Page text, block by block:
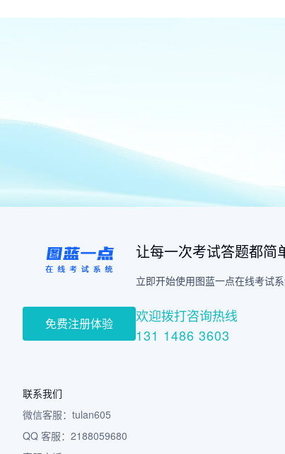
免费注册体验
让每一次考试答题都简
立即开始使用图蓝一点在线考试
欢迎拨打咨询热线
131 1486 3603
联系我们
微信客服：tulan605
QQ 客服：2188059680